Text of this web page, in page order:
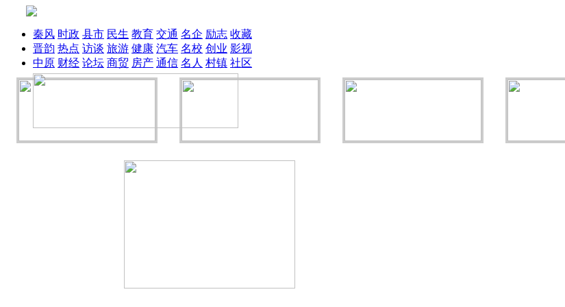
秦风 时政 县市 民生 教育 交通 名企 励志 收藏
晋韵 热点 访谈 旅游 健康 汽车 名校 创业 影视
中原 财经 论坛 商贸 房产 通信 名人 村镇 社区